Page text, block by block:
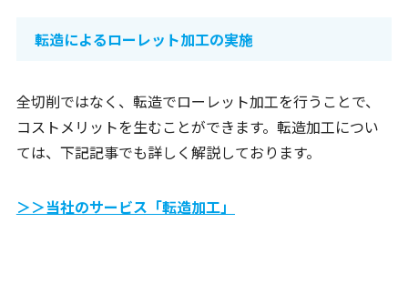
転造によるローレット加工の実施
全切削ではなく、転造でローレット加工を行うことで、
コストメリットを生むことができます。転造加工につい
ては、下記記事でも詳しく解説しております。
＞＞当社のサービス「転造加工」